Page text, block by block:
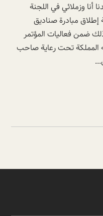
أنا وزملائي في اللجنة
إطلاق مبادرة صناديق
ضمن فعاليات المؤتمر
المملكة تحت رعاية صاحب